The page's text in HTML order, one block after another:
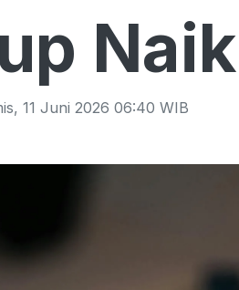
Naik
, 11 Juni 2026 06:40 WIB